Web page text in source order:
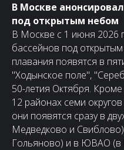
В Москве
под открытым небом
В Москве с 1 июня 2026
бассейнов под
плавания появятся в
"Ходынское поле",
50-летия Октября.
12 районах семи
они появятся сразу в
Медведково и
Гольяново) и в ЮВАО (в